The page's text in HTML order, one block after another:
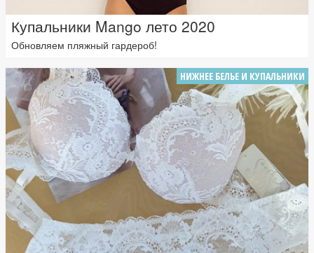
Купальники Mango лето 2020
Обновляем пляжный гардероб!
НИЖНЕЕ БЕЛЬЕ И КУПАЛЬНИКИ